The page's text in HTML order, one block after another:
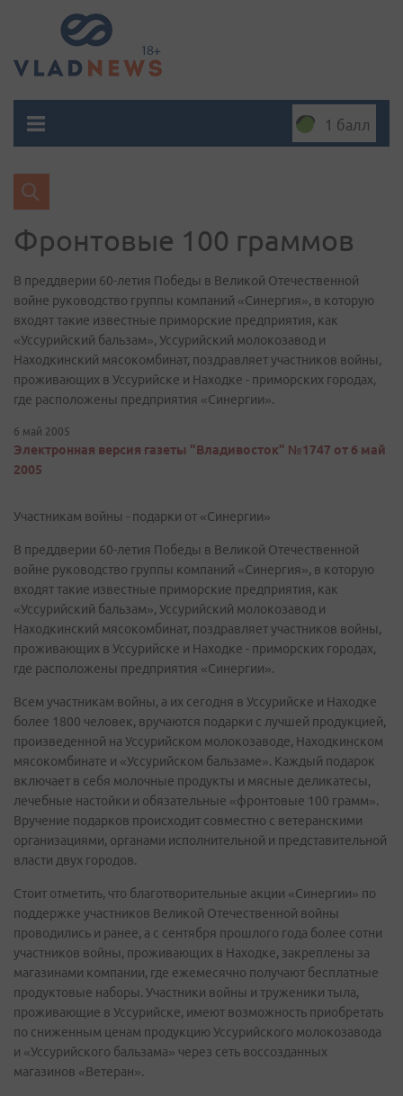
1 балл
Фронтовые 100 граммов
В преддверии 60-летия Победы в Великой Отечественной
войне руководство группы компаний «Синергия», в которую
входят такие известные приморские предприятия, как
«Уссурийский бальзам», Уссурийский молокозавод и
Находкинский мясокомбинат, поздравляет участников войны,
проживающих в Уссурийске и Находке - приморских городах,
где расположены предприятия «Синергии».
6 май 2005
Электронная версия газеты "Владивосток" №1747 от 6 май
2005
Участникам войны - подарки от «Синергии»
В преддверии 60-летия Победы в Великой Отечественной
войне руководство группы компаний «Синергия», в которую
входят такие известные приморские предприятия, как
«Уссурийский бальзам», Уссурийский молокозавод и
Находкинский мясокомбинат, поздравляет участников войны,
проживающих в Уссурийске и Находке - приморских городах,
где расположены предприятия «Синергии».
Всем участникам войны, а их сегодня в Уссурийске и Находке
более 1800 человек, вручаются подарки с лучшей продукцией,
произведенной на Уссурийском молокозаводе, Находкинском
мясокомбинате и «Уссурийском бальзаме». Каждый подарок
включает в себя молочные продукты и мясные деликатесы,
лечебные настойки и обязательные «фронтовые 100 грамм».
Вручение подарков происходит совместно с ветеранскими
организациями, органами исполнительной и представительной
власти двух городов.
Стоит отметить, что благотворительные акции «Синергии» по
поддержке участников Великой Отечественной войны
проводились и ранее, а с сентября прошлого года более сотни
участников войны, проживающих в Находке, закреплены за
магазинами компании, где ежемесячно получают бесплатные
продуктовые наборы. Участники войны и труженики тыла,
проживающие в Уссурийске, имеют возможность приобретать
по сниженным ценам продукцию Уссурийского молокозавода
и «Уссурийского бальзама» через сеть воссозданных
магазинов «Ветеран».